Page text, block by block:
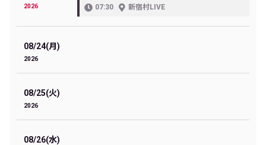
2026 07:30 新宿村LIVE
08/24(月)
2026
08/25(火)
2026
08/26(水)